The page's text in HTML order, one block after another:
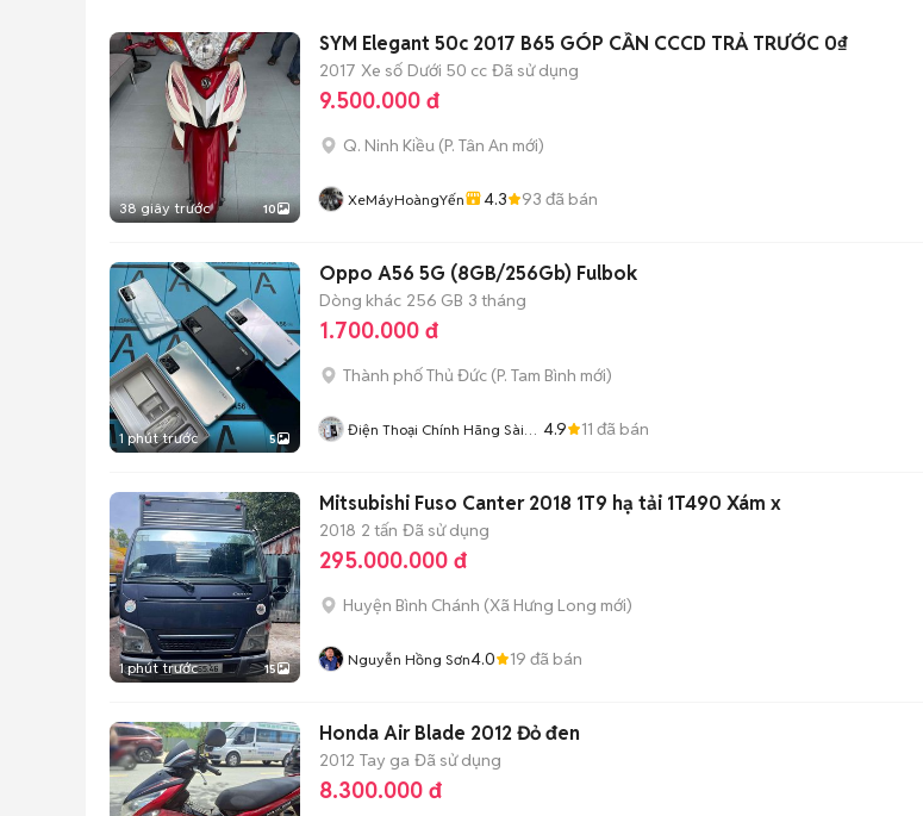
38 giây trước 10
SYM Elegant 50c 2017 B65 GÓP CẦN CCCD TRẢ TRƯỚC 0₫
2017 Xe số Dưới 50 cc Đã sử dụng
9.500.000 đ
Q. Ninh Kiều (P. Tân An mới)
XeMáyHoàngYến 4.3 93 đã bán
1 phút trước 5
Oppo A56 5G (8GB/256Gb) Fulbok
Dòng khác 256 GB 3 tháng
1.700.000 đ
Thành phố Thủ Đức (P. Tam Bình mới)
Điện Thoại Chính Hãng Sài
4.9 11 đã bán
1 phút trước 15
Mitsubishi Fuso Canter 2018 1T9 hạ tải 1T490 Xám x
2018 2 tấn Đã sử dụng
295.000.000 đ
Huyện Bình Chánh (Xã Hưng Long mới)
Nguyễn Hồng Sơn4.0 19 đã bán
Honda Air Blade 2012 Đỏ đen
2012 Tay ga Đã sử dụng
8.300.000 đ